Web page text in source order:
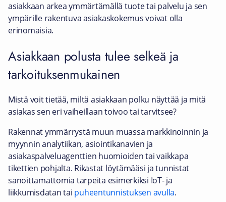
asiakkaan arkea ymmärtämällä tuote tai palvelu ja sen
ympärille rakentuva asiakaskokemus voivat olla
erinomaisia.
Asiakkaan polusta tulee selkeä ja
tarkoituksenmukainen
Mistä voit tietää, miltä asiakkaan polku näyttää ja mitä
asiakas sen eri vaiheillaan toivoo tai tarvitsee?
Rakennat ymmärrystä muun muassa markkinoinnin ja
myynnin analytiikan, asiointikanavien ja
asiakaspalveluagenttien huomioiden tai vaikkapa
tikettien pohjalta. Rikastat löytämääsi ja tunnistat
sanoittamattomia tarpeita esimerkiksi IoT- ja
liikkumisdatan tai puheentunnistuksen avulla.